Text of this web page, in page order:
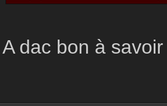
A dac bon à